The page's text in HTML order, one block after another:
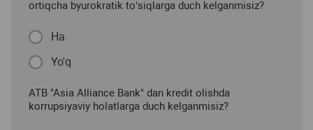
ortiqcha byurokratik to‘siqlarga duch kelganmisiz?
Ha
Yo'q
ATB "Asia Alliance Bank" dan kredit olishda
korrupsiyaviy holatlarga duch kelganmisiz?